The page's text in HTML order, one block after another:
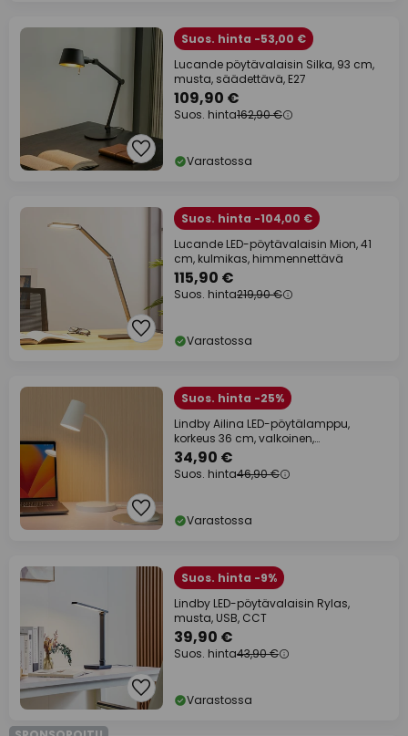
Suos. hinta -53,00 €
Lucande pöytävalaisin Silka, 93 cm,
musta, säädettävä, E27
109,90 €
Suos. hinta162,90 €
Varastossa
Suos. hinta -104,00 €
Lucande LED-pöytävalaisin Mion, 41
cm, kulmikas, himmennettävä
115,90 €
Suos. hinta219,90 €
Varastossa
Suos. hinta -25%
Lindby Ailina LED-pöytälamppu,
korkeus 36 cm, valkoinen,
himmennettävä
34,90 €
Suos. hinta46,90 €
Varastossa
Suos. hinta -9%
Lindby LED-pöytävalaisin Rylas,
musta, USB, CCT
39,90 €
Suos. hinta43,90 €
Varastossa